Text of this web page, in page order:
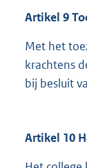
Artikel 9
Met het
krachtens
bij besluit
Artikel 10